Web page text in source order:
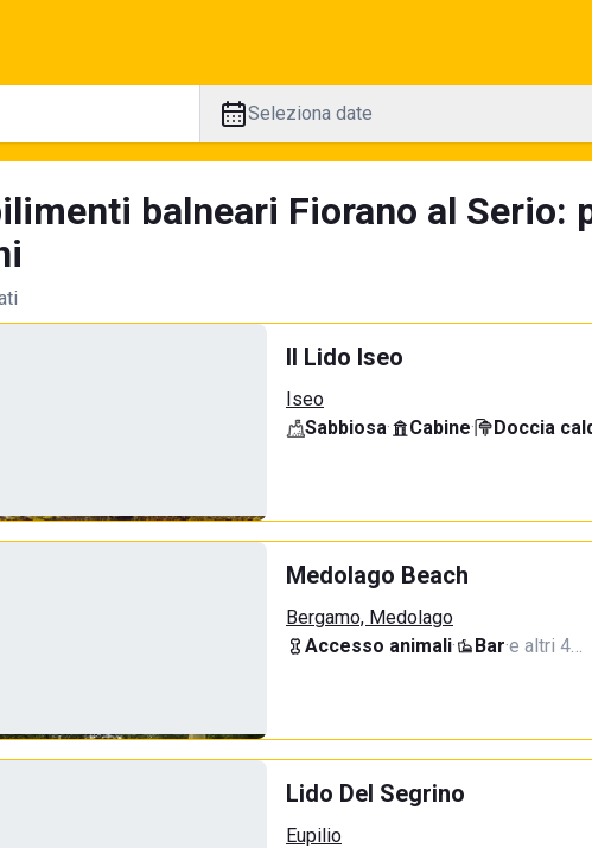
Seleziona date
balneari Fiorano al Serio:
Il Lido Iseo
Iseo
Sabbiosa· Cabine· Doccia
Medolago Beach
Bergamo, Medolago
Accesso animali· Bar·e altri 4…
Lido Del Segrino
Eupilio